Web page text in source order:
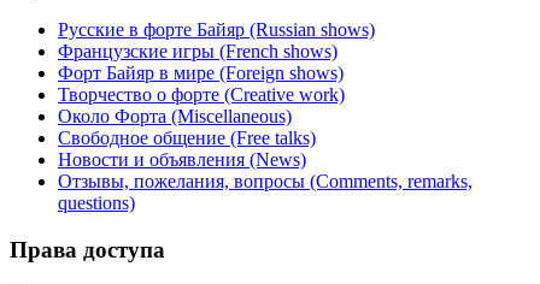
Русские в форте Байяр (Russian shows)
Французские игры (French shows)
Форт Байяр в мире (Foreign shows)
Творчество о форте (Creative work)
Около Форта (Miscellaneous)
Свободное общение (Free talks)
Новости и объявления (News)
Отзывы, пожелания, вопросы (Comments, remarks,
questions)
Права доступа